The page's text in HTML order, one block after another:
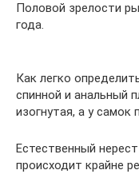
Половой зрелости
года.
Как легко
спинной и анальный
изогнутая, а у самок
Естественный
происходит крайне